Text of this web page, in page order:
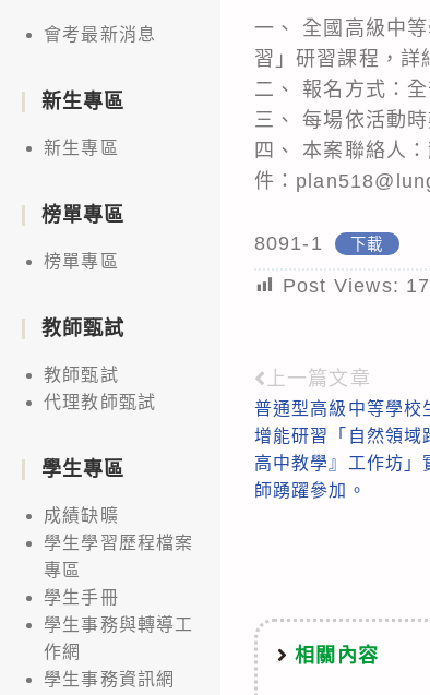
一、 全國高級中
習」研習課程，詳
二、 報名方式：
三、 每場依活動
四、 本案聯絡人
件：
8091-1 下載
Post Views:
Read
more
articles
上一篇文章
普通型高級中等學校
增能研習「自然領域
高中教學』工作坊」
師踴躍參加。
相關內容
會考最新消息
新生專區
新生專區
榜單專區
榜單專區
教師甄試
教師甄試
代理教師甄試
學生專區
成績缺曠
學生學習歷程檔案
專區
學生手冊
學生事務與轉導工
作網
學生事務資訊網